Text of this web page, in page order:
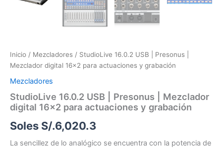
Inicio / Mezcladores / StudioLive 16.0.2 USB | Presonus |
Mezclador digital 16×2 para actuaciones y grabación
Mezcladores
StudioLive 16.0.2 USB | Presonus | Mezclador
digital 16×2 para actuaciones y grabación
Soles S/.6,020.3
La sencillez de lo analógico se encuentra con la potencia de
cantidad